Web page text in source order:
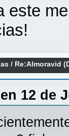
este
/ Re:Almoravid
12 de